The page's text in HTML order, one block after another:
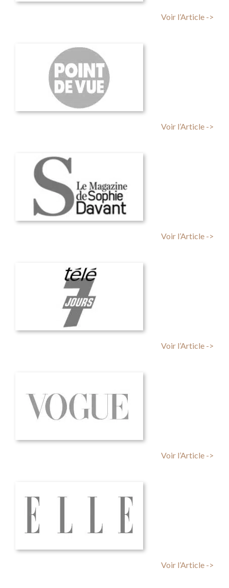
Voir l’Article ->
Voir l’Article ->
Voir l’Article ->
Voir l’Article ->
Voir l’Article ->
Voir l’Article ->